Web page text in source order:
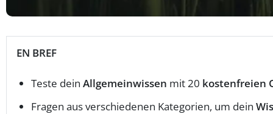
EN BREF
Teste dein Allgemeinwissen mit 20 kostenfreien
Fragen aus verschiedenen Kategorien, um dein